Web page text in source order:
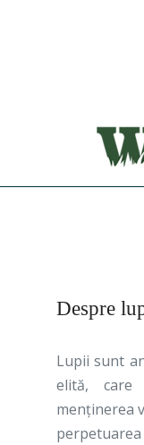
Despre
Lupii sunt
elită,
menţinerea